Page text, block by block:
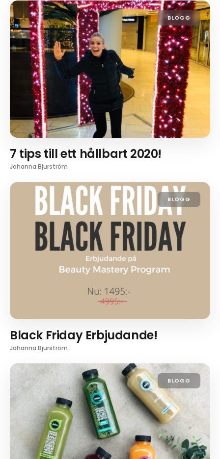
BLOGG
7 tips till ett hållbart 2020!
Johanna Bjurström
BLOGG
Black Friday Erbjudande!
Johanna Bjurström
BLOGG